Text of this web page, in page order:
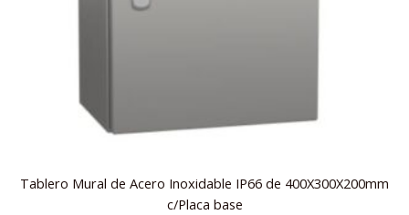
Tablero Mural de Acero Inoxidable IP66 de 400X300X200mm
c/Placa base